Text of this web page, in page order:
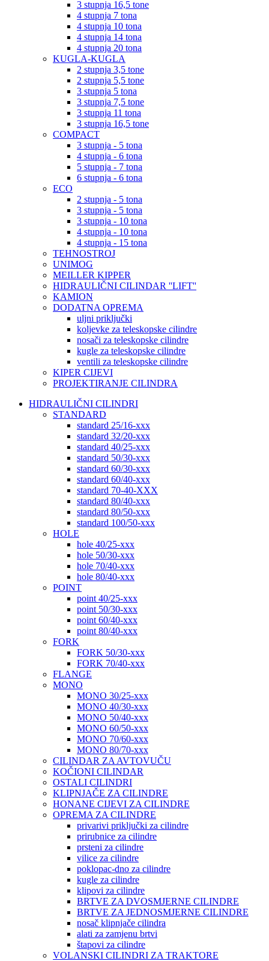
3 stupnja 16,5 tone
4 stupnja 7 tona
4 stupnja 10 tona
4 stupnja 14 tona
4 stupnja 20 tona
KUGLA-KUGLA
2 stupnja 3,5 tone
2 stupnja 5,5 tone
3 stupnja 5 tona
3 stupnja 7,5 tone
3 stupnja 11 tona
3 stupnja 16,5 tone
COMPACT
3 stupnja - 5 tona
4 stupnja - 6 tona
5 stupnja - 7 tona
6 stupnja - 6 tona
ECO
2 stupnja - 5 tona
3 stupnja - 5 tona
3 stupnja - 10 tona
4 stupnja - 10 tona
4 stupnja - 15 tona
TEHNOSTROJ
UNIMOG
MEILLER KIPPER
HIDRAULIČNI CILINDAR ''LIFT''
KAMION
DODATNA OPREMA
uljni priključki
koljevke za teleskopske cilindre
nosači za teleskopske cilindre
kugle za teleskopske cilindre
ventili za teleskopske cilindre
KIPER CIJEVI
PROJEKTIRANJE CILINDRA
HIDRAULIČNI CILINDRI
STANDARD
standard 25/16-xxx
standard 32/20-xxx
standard 40/25-xxx
standard 50/30-xxx
standard 60/30-xxx
standard 60/40-xxx
standard 70-40-XXX
standard 80/40-xxx
standard 80/50-xxx
standard 100/50-xxx
HOLE
hole 40/25-xxx
hole 50/30-xxx
hole 70/40-xxx
hole 80/40-xxx
POINT
point 40/25-xxx
point 50/30-xxx
point 60/40-xxx
point 80/40-xxx
FORK
FORK 50/30-xxx
FORK 70/40-xxx
FLANGE
MONO
MONO 30/25-xxx
MONO 40/30-xxx
MONO 50/40-xxx
MONO 60/50-xxx
MONO 70/60-xxx
MONO 80/70-xxx
CILINDAR ZA AVTOVUČU
KOČIONI CILINDAR
OSTALI CILINDRI
KLIPNJAČE ZA CILINDRE
HONANE CIJEVI ZA CILINDRE
OPREMA ZA CILINDRE
privarivi priključki za cilindre
prirubnice za cilindre
prsteni za cilindre
vilice za cilindre
poklopac-dno za cilindre
kugle za cilindre
klipovi za cilindre
BRTVE ZA DVOSMJERNE CILINDRE
BRTVE ZA JEDNOSMJERNE CILINDRE
nosač klipnjače cilindra
alati za zamjenu brtvi
štapovi za cilindre
VOLANSKI CILINDRI ZA TRAKTORE